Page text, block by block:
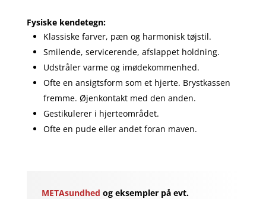
Fysiske kendetegn:
Klassiske farver, pæn og harmonisk tøjstil.
Smilende, servicerende, afslappet holdning.
Udstråler varme og imødekommenhed.
Ofte en ansigtsform som et hjerte. Brystkassen
fremme. Øjenkontakt med den anden.
Gestikulerer i hjerteområdet.
Ofte en pude eller andet foran maven.
METAsundhed og eksempler på evt.